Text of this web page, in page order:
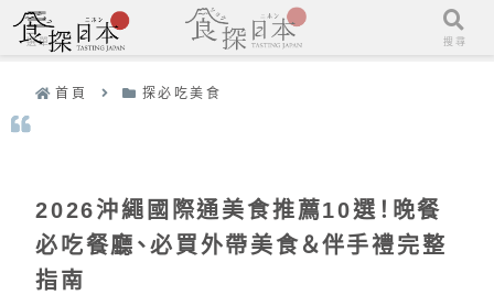
首頁 探必吃美食
2026沖繩國際通美食推薦10選！晚餐
必吃餐廳、必買外帶美食＆伴手禮完整
指南
選單 搜尋